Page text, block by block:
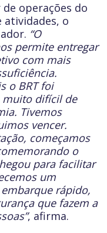
operações do
atividades, o
“O
permite entregar
com mais
o BRT foi
difícil de
Tivemos
vencer.
começamos
o
para facilitar
um
rápido,
que fazem a
, afirma.